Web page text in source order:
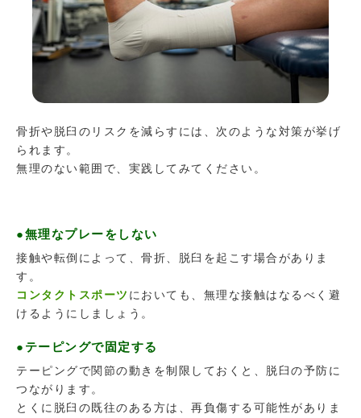
骨折や脱臼のリスクを減らすには、次のような対策が挙げ
られます。
無理のない範囲で、実践してみてください。
●無理なプレーをしない
接触や転倒によって、骨折、脱臼を起こす場合がありま
す。
コンタクトスポーツ においても、無理な接触はなるべく避
けるようにしましょう。
●テーピングで固定する
テーピングで関節の動きを制限しておくと、脱臼の予防に
つながります。
とくに脱臼の既往のある方は、再負傷する可能性がありま